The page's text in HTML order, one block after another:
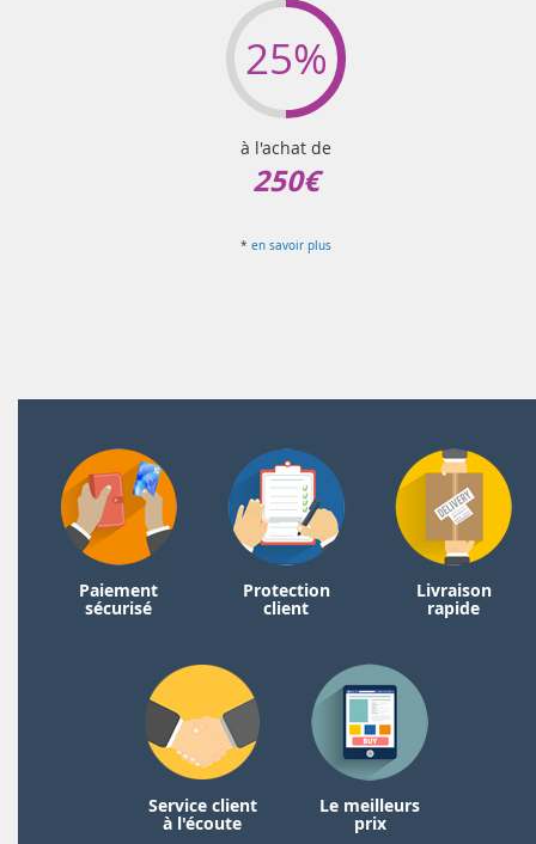
25%
à l'achat de
250€
* en savoir plus
Paiement
sécurisé
Protection
client
Livraison
rapide
Service client
à l'écoute
Le meilleurs
prix